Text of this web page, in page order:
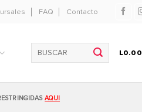
FAQ Contacto
Buscar
L0.00
AQUI